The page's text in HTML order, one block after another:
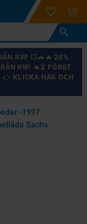
login
RW! 💥🚗🔥 20%
RW! 🔥⏳ FÖRST
KLICKA HÄR OCH
KAN INTRESSERA
-1997
Sachs